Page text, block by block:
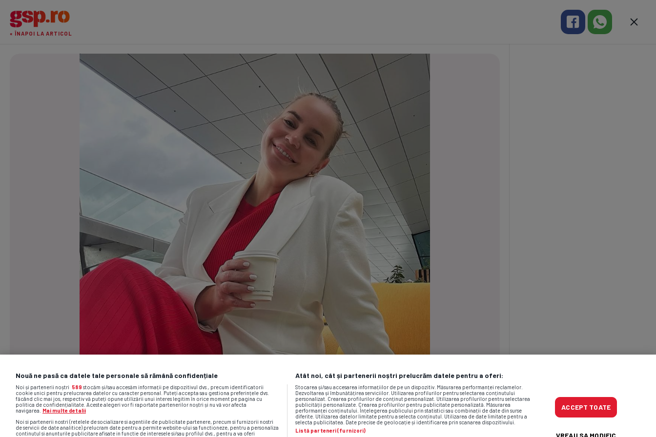
« ÎNAPOI LA ARTICOL
Nouă ne pasă ca datele tale personale să rămână confidențiale
Noi și partenerii noștri 589 stocăm și/sau accesăm informații pe dispozitivul dvs., precum identificatorii
cookie unici pentru prelucrarea datelor cu caracter personal. Puteți accepta sau gestiona preferințele dvs.
făcând clic mai jos, respectiv vă puteți opune utilizării unui interes legitim în orice moment pe pagina cu
politica de confidențialitate. Aceste alegeri vor fi raportate partenerilor noștri și nu vă vor afecta
navigarea.
Mai multe detalii
Noi si partenerii nostri (retelele de socializare si agentiile de publicitate partenere, precum si furnizorii nostri
de servicii de date analitice) prelucram date pentru a permite website-ului sa functioneze, pentru a personaliza
continutul si anunturile publicitare afisate in functie de interesele si/sau profilul dvs., pentru a va oferi
Atât noi, cât și partenerii noștri prelucrăm datele pentru a oferi:
Stocarea și/sau accesarea informațiilor de pe un dispozitiv. Măsurarea performanței reclamelor.
Dezvoltarea și îmbunătățirea serviciilor. Utilizarea profilurilor pentru selectarea conținutului
personalizat. Crearea profilurilor de conținut personalizat. Utilizarea profilurilor pentru selectarea
publicității personalizate. Crearea profilurilor pentru publicitate personalizată. Măsurarea
performanței conținutului. Înțelegerea publicului prin statistici sau combinații de date din surse
diferite. Utilizarea datelor limitate pentru a selecta conținutul. Utilizarea de date limitate pentru a
selecta publicitatea. Date precise de geolocație și identificarea prin scanarea dispozitivului.
Listă parteneri (furnizori)
ACCEPT TOATE
VREAU SA MODIFIC